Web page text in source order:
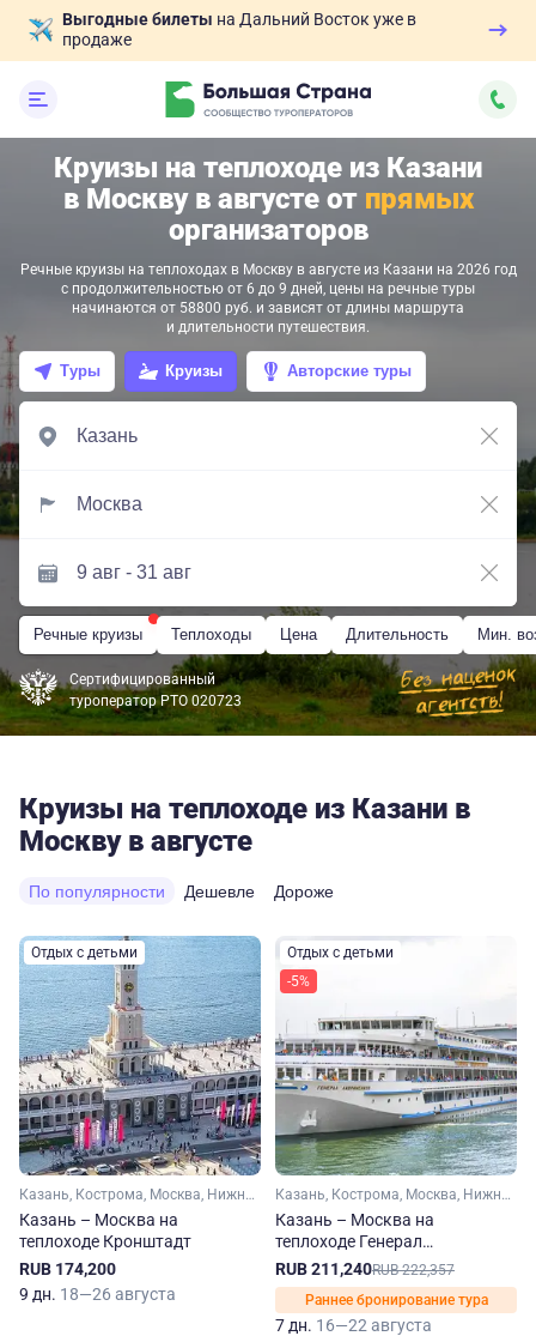
Выгодные билеты на Дальний Восток уже в
продаже
Круизы на теплоходе из Казани
в Москву в августе от прямых
организаторов
Речные круизы на теплоходах в Москву в августе из Казани на 2026 год
с продолжительностью от 6 до 9 дней, цены на речные туры
начинаются от 58800 руб. и зависят от длины маршрута
и длительности путешествия.
Туры Круизы Авторские туры
Речные круизы Теплоходы Цена Длительность Мин.
Сертифицированный
туроператор РТО 020723
Круизы на теплоходе из Казани в
Москву в августе
По популярности Дешевле Дороже
Отдых с детьми
Казань, Кострома, Москва, Нижний Новгород, Рыбинск, Чебоксары, Ярославль, Плес, Мышкин, Свияжск, Городец
Казань – Москва на
теплоходе Кронштадт
RUB 174,200
9 дн. 18—26 августа
Отдых с детьми
-5%
Казань, Кострома, Москва, Нижний Новгород, Чебоксары, Плес, Кинешма, Мышкин, Городец
Казань – Москва на
теплоходе Генерал
Лавриненков
RUB 211,240RUB 222,357
Раннее бронирование тура
7 дн. 16—22 августа